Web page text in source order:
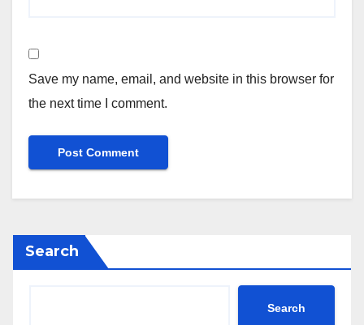
Save my name, email, and website in this browser for
the next time I comment.
Search
Search